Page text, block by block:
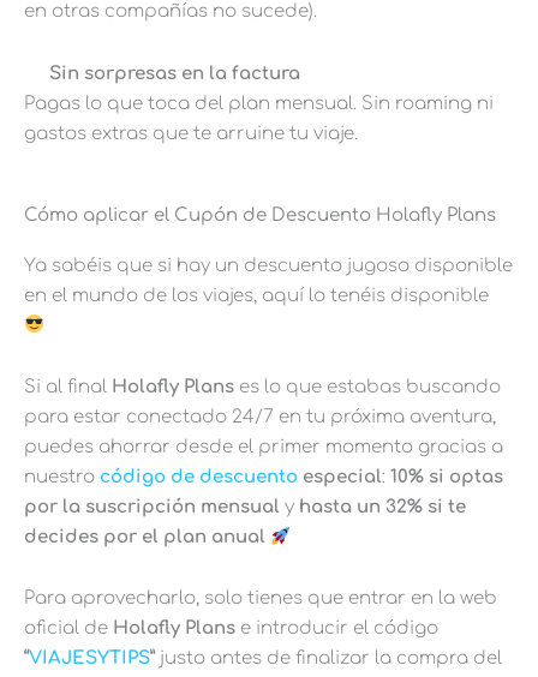
en otras compañías no sucede).
Sin sorpresas en la factura
Pagas lo que toca del plan mensual. Sin roaming ni
gastos extras que te arruine tu viaje.
Cómo aplicar el Cupón de Descuento Holafly Plans
Ya sabéis que si hay un descuento jugoso disponible
en el mundo de los viajes, aquí lo tenéis disponible
Si al final Holafly Plans es lo que estabas buscando
para estar conectado 24/7 en tu próxima aventura,
puedes ahorrar desde el primer momento gracias a
nuestro código de descuento especial: 10% si optas
por la suscripción mensual y hasta un 32% si te
decides por el plan anual
Para aprovecharlo, solo tienes que entrar en la web
oficial de Holafly Plans e introducir el código
“VIAJESYTIPS”justo antes de finalizar la compra del